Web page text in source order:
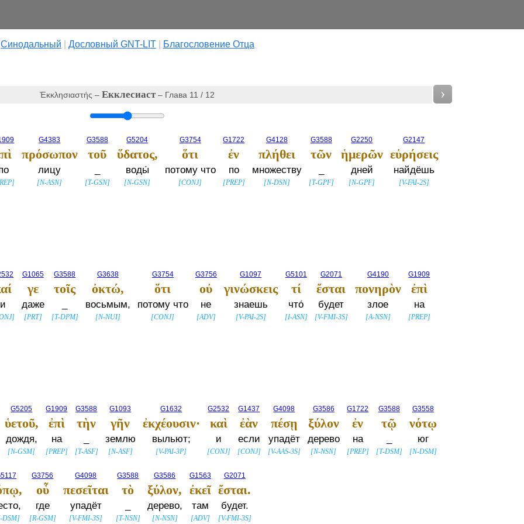
Cинодальный Дословный GNT-LIT| Благословение Отца
Ἐκκλησιαστής – Екклесиаст– Глава 11 / 12 ›
]
G4383
πρόσωπον
лицу
[N-ASN]
G3588
τοῦ
[T-GSN]
G5204
ὕδατος,
воды́
[N-GSN]
G3754
ὅτι
потому что
[CONJ]
G1722
ἐν
по
[PREP]
G4128
πλήθει
множеству
[N-DSN]
G3588
τῶν
[T-GPF]
G2250
ἡμερῶν
дней
[N-GPF]
G2147
εὑρήσεις
найдёшь
[V-FAI-2S]
и
]
G1065
γε
даже
[PRT]
G3588
τοῖς
[T-DPM]
G3638
ὀκτώ,
восьмым,
[N-NUI]
G3754
ὅτι
потому что
[CONJ]
G3756
οὐ
не
[ADV]
G1097
γινώσκεις
знаешь
[V-PAI-2S]
G5101
τί
что́
[I-ASN]
G2071
ἔσται
будет
[V-FMI-3S]
G4190
πονηρὸν
злое
[A-NSN]
G1909
ἐπὶ
на
[PREP]
G5205
ὑετοῦ,
дождя,
[N-GSM]
G1909
ἐπὶ
на
[PREP]
G3588
τὴν
[T-ASF]
G1093
γῆν
землю
[N-ASF]
G1632
ἐκχέουσιν·
выльют;
[V-PAI-3P]
G2532
καὶ
и
[CONJ]
G1437
ἐὰν
если
[CONJ]
G4098
πέσῃ
упадёт
[V-AAS-3S]
G3586
ξύλον
дерево
[N-NSN]
G1722
ἐν
на
[PREP]
G3588
τῷ
[T-DSM]
G3558
νότῳ
юг
[N-DSM]
DSM]
G3756
οὗ
где
[R-GSM]
G4098
πεσεῖται
упадёт
[V-FMI-3S]
G3588
τὸ
[T-NSN]
G3586
ξύλον,
дерево,
[N-NSN]
G1563
ἐκεῖ
там
[ADV]
G2071
ἔσται.
будет.
[V-FMI-3S]